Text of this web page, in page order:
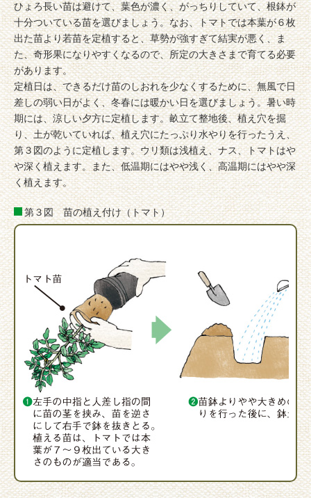
ひょろ長い苗は避けて、葉色が濃く、がっちりしていて、根鉢が
十分ついている苗を選びましょう。なお、トマトでは本葉が６枚
出た苗より若苗を定植すると、草勢が強すぎて結実が悪く、ま
た、奇形果になりやすくなるので、所定の大きさまで育てる必要
があります。
定植日は、できるだけ苗のしおれを少なくするために、無風で日
差しの弱い日がよく、冬春には暖かい日を選びましょう。暑い時
期には、涼しい夕方に定植します。畝立て整地後、植え穴を掘
り、土が乾いていれば、植え穴にたっぷり水やりを行ったうえ、
第３図のように定植します。ウリ類は浅植え、ナス、トマトはや
や深く植えます。また、低温期にはやや浅く、高温期にはやや深
く植えます。
第３図 苗の植え付け（トマト）